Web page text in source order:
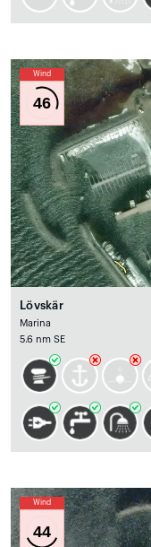
Wind
46
Lövskär
Marina
5.6 nm SE
Wind
44